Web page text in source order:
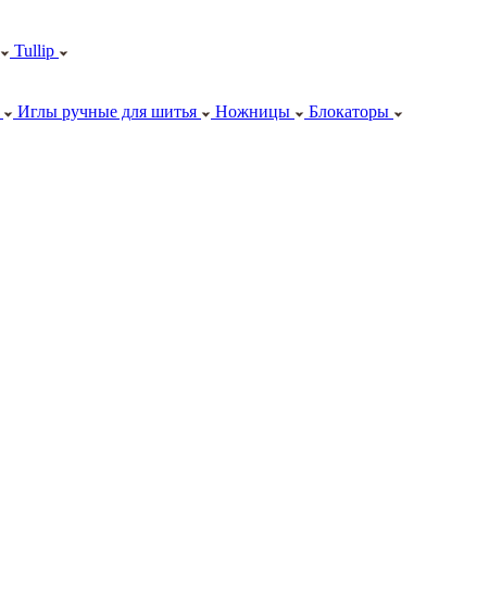
Tullip
Иглы ручные для шитья Ножницы
Блокаторы